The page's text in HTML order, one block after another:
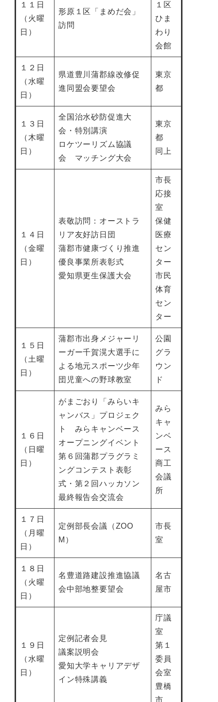
１１日
（火曜
日）
形原１区「まめだ会」
訪問
１区
ひま
わり
会館
１２日
（水曜
日）
県道豊川蒲郡線改修促
進同盟会要望会
東京
都
１３日
（木曜
日）
全国治水砂防促進大
会・特別講演
ロケツーリズム協議
会 マッチング大会
東京
都
同上
１４日
（金曜
日）
表敬訪問：オーストラ
リア友好訪日団
蒲郡市健康づくり推進
優良事業所表彰式
愛知県更生保護大会
市長
応接
室
保健
医療
セン
ター
市民
体育
セン
ター
１５日
（土曜
日）
蒲郡市出身メジャーリ
ーガー千賀滉大選手に
よる地元スポーツ少年
団児童への野球教室
公園
グラ
ウン
ド
１６日
（日曜
日）
がまごおり「みらいキ
ャンバス」プロジェク
ト みらキャンベース
オープニングイベント
第６回蒲郡プラグラミ
ングコンテスト表彰
式・第２回ハッカソン
最終報告会交流会
みら
キャ
ンベ
ース
商工
会議
所
１７日
（月曜
日）
定例部長会議（ZOO
M）
市長
室
１８日
（火曜
日）
名豊道路建設推進協議
会中部地整要望会
名古
屋市
１９日
（水曜
日）
定例記者会見
議案説明会
愛知大学キャリアデザ
イン特殊講義
庁議
室
第１
委員
会室
豊橋
市